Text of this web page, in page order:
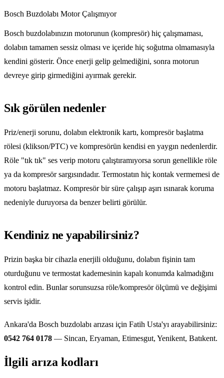
Bosch Buzdolabı Motor Çalışmıyor
Bosch buzdolabınızın motorunun (kompresör) hiç çalışmaması,
dolabın tamamen sessiz olması ve içeride hiç soğutma olmamasıyla
kendini gösterir. Önce enerji gelip gelmediğini, sonra motorun
devreye girip girmediğini ayırmak gerekir.
Sık görülen nedenler
Priz/enerji sorunu, dolabın elektronik kartı, kompresör başlatma
rölesi (klikson/PTC) ve kompresörün kendisi en yaygın nedenlerdir.
Röle "tık tık" ses verip motoru çalıştıramıyorsa sorun genellikle röle
ya da kompresör sargısındadır. Termostatın hiç kontak vermemesi de
motoru başlatmaz. Kompresör bir süre çalışıp aşırı ısınarak koruma
nedeniyle duruyorsa da benzer belirti görülür.
Kendiniz ne yapabilirsiniz?
Prizin başka bir cihazla enerjili olduğunu, dolabın fişinin tam
oturduğunu ve termostat kademesinin kapalı konumda kalmadığını
kontrol edin. Bunlar sorunsuzsa röle/kompresör ölçümü ve değişimi
servis işidir.
Ankara'da Bosch buzdolabı arızası için Fatih Usta'yı arayabilirsiniz:
0542 764 0178 — Sincan, Eryaman, Etimesgut, Yenikent, Batıkent.
İlgili arıza kodları